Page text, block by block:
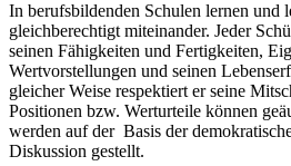
In berufsbildenden Schulen lernen und
gleichberechtigt miteinander. Jeder
seinen Fähigkeiten und Fertigkeiten,
Wertvorstellungen und seinen
gleicher Weise respektiert er seine
Positionen bzw. Werturteile können
werden auf der Basis der
Diskussion gestellt.